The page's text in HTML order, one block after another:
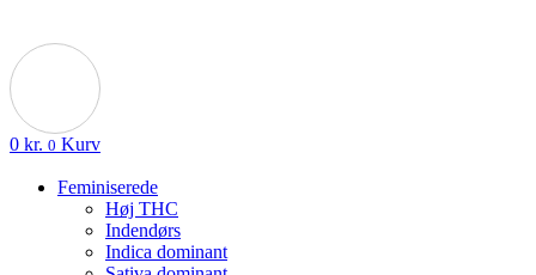
0 kr. 0 Kurv
Feminiserede
Høj THC
Indendørs
Indica dominant